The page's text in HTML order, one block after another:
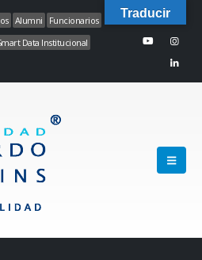
Alumni
Funcionarios
Data Institucional
Traducir